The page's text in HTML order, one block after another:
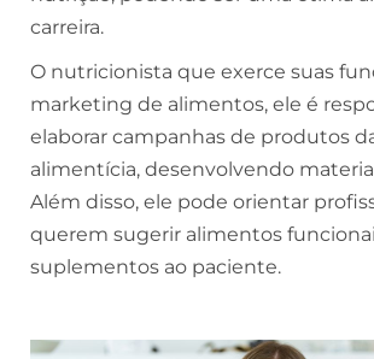
carreira.
O nutricionista que exerce suas
marketing de alimentos, ele é
elaborar campanhas de produtos
alimentícia, desenvolvendo
Além disso, ele pode orientar
querem sugerir alimentos
suplementos ao paciente.